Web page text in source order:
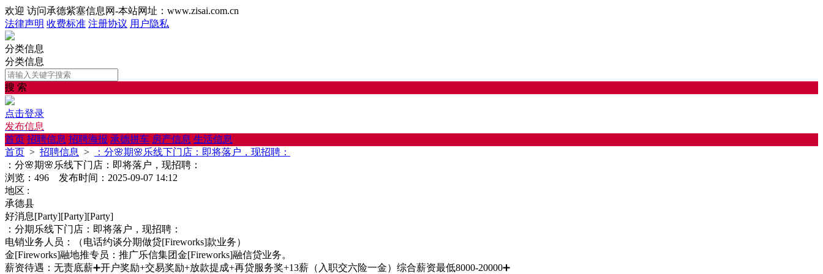
欢迎 访问承德紫塞信息网-本站网址：www.zisai.com.cn
法律声明 收费标准 注册协议 用户隐私
分类信息
分类信息
搜 索
点击登录
发布信息
首页 招聘信息 招聘海报 承德拼车 房产信息 生活信息
首页 > 招聘信息 >
：分🌸期🌸乐线下门店：即将落户，现招聘：
：分🌸期🌸乐线下门店：即将落户，现招聘：
浏览：496 发布时间：2025-09-07 14:12
地区 :
承德县
好消息[Party][Party][Party]
：分期乐线下门店：即将落户，现招聘：
电销业务人员：（电话约谈分期做贷[Fireworks]款业务）
金[Fireworks]融地推专员：推广乐信集团金[Fireworks]融信贷业务。
薪资待遇：无责底薪➕开户奖励+交易奖励+放款提成+再贷服务奖+13薪（入职交六险一金）综合薪资最低8000-20000➕